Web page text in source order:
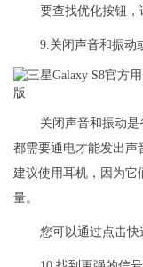
要查找优化按钮，
9.关闭声音和振动
关闭声音和振动是
都需要通电才能发出声
建议使用耳机，因为它
量。
您可以通过点击快